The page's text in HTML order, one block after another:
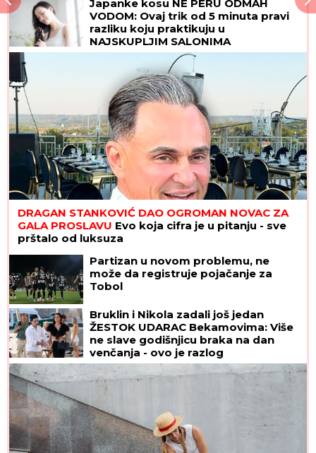
Japanke kosu NE PERU ODMAH
VODOM: Ovaj trik od 5 minuta pravi
razliku koju praktikuju u
NAJSKUPLJIM SALONIMA
DRAGAN STANKOVIĆ DAO OGROMAN NOVAC ZA
GALA PROSLAVU Evo koja cifra je u pitanju - sve
prštalo od luksuza
Partizan u novom problemu, ne
može da registruje pojačanje za
Tobol
Bruklin i Nikola zadali još jedan
ŽESTOK UDARAC Bekamovima: Više
ne slave godišnjicu braka na dan
venčanja - ovo je razlog